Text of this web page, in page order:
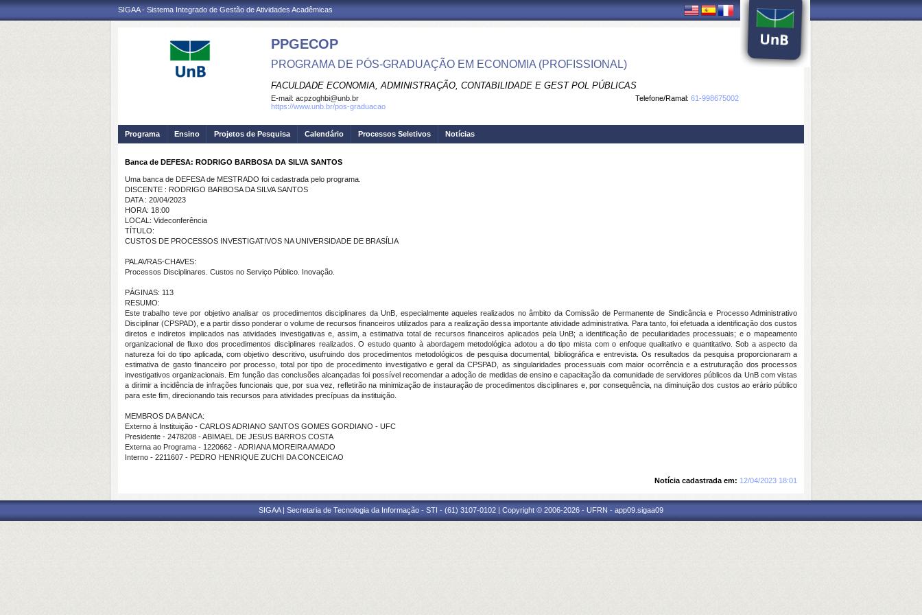
SIGAA - Sistema Integrado de Gestão de Atividades Acadêmicas
PPGECOP
PROGRAMA DE PÓS-GRADUAÇÃO EM ECONOMIA (PROFISSIONAL)
FACULDADE ECONOMIA, ADMINISTRAÇÃO, CONTABILIDADE E GEST POL PÚBLICAS
Telefone/Ramal: 61-998675002
E-mail: acpzoghbi@unb.br
https://www.unb.br/pos-graduacao
Programa Ensino Projetos de Pesquisa Calendário Processos Seletivos Notícias
Banca de DEFESA: RODRIGO BARBOSA DA SILVA SANTOS
Uma banca de DEFESA de MESTRADO foi cadastrada pelo programa.
DISCENTE : RODRIGO BARBOSA DA SILVA SANTOS
DATA : 20/04/2023
HORA: 18:00
LOCAL: Videconferência
TÍTULO:
CUSTOS DE PROCESSOS INVESTIGATIVOS NA UNIVERSIDADE DE BRASÍLIA
PALAVRAS-CHAVES:
Processos Disciplinares. Custos no Serviço Público. Inovação.
PÁGINAS: 113
RESUMO:
Este trabalho teve por objetivo analisar os procedimentos disciplinares da UnB, especialmente aqueles realizados no âmbito da Comissão de Permanente de Sindicância e Processo Administrativo
Disciplinar (CPSPAD), e a partir disso ponderar o volume de recursos financeiros utilizados para a realização dessa importante atividade administrativa. Para tanto, foi efetuada a identificação dos custos
diretos e indiretos implicados nas atividades investigativas e, assim, a estimativa total de recursos financeiros aplicados pela UnB; a identificação de peculiaridades processuais; e o mapeamento
organizacional de fluxo dos procedimentos disciplinares realizados. O estudo quanto à abordagem metodológica adotou a do tipo mista com o enfoque qualitativo e quantitativo. Sob a aspecto da
natureza foi do tipo aplicada, com objetivo descritivo, usufruindo dos procedimentos metodológicos de pesquisa documental, bibliográfica e entrevista. Os resultados da pesquisa proporcionaram a
estimativa de gasto financeiro por processo, total por tipo de procedimento investigativo e geral da CPSPAD, as singularidades processuais com maior ocorrência e a estruturação dos processos
investigativos organizacionais. Em função das conclusões alcançadas foi possível recomendar a adoção de medidas de ensino e capacitação da comunidade de servidores públicos da UnB com vistas
a dirimir a incidência de infrações funcionais que, por sua vez, refletirão na minimização de instauração de procedimentos disciplinares e, por consequência, na diminuição dos custos ao erário público
para este fim, direcionando tais recursos para atividades precípuas da instituição.
MEMBROS DA BANCA:
Externo à Instituição - CARLOS ADRIANO SANTOS GOMES GORDIANO - UFC
Presidente - 2478208 - ABIMAEL DE JESUS BARROS COSTA
Externa ao Programa - 1220662 - ADRIANA MOREIRA AMADO
Interno - 2211607 - PEDRO HENRIQUE ZUCHI DA CONCEICAO
Notícia cadastrada em: 12/04/2023 18:01
SIGAA | Secretaria de Tecnologia da Informação - STI - (61) 3107-0102 | Copyright © 2006-2026 - UFRN - app09.sigaa09